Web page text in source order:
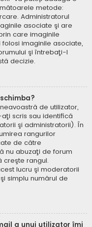
metode:
Administratorul
asociate şi are
care imaginile
imaginile asociate,
şi întrebaţi-l
decizie.
de utilizator,
scris sau identifică
şi administratorii). În
rangurilor
de către
nu abuzaţi de forum
creşte rangul.
lucru şi moderatorii
simplu numărul de
a unui utilizator îmi